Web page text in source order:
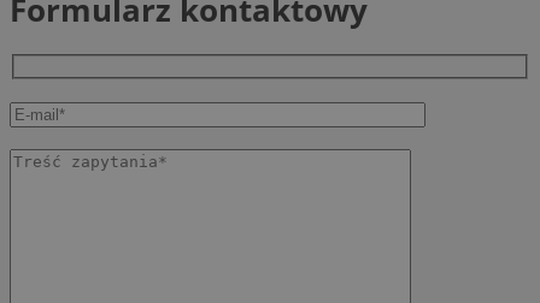
Formularz kontaktowy